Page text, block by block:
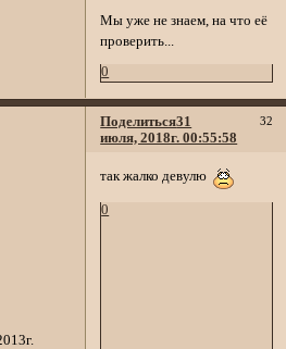
Мы уже не знаем, на что её
проверить...
0
Поделиться 32
31
июля, 2018г. 00:55:58
так жалко девулю
0